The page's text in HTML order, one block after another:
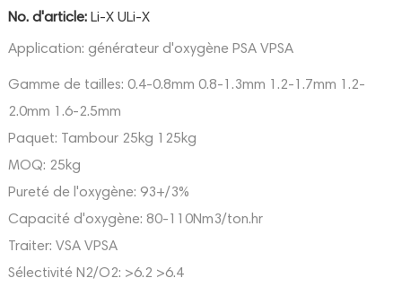
No. d'article:Li-X ULi-X
Application: générateur d'oxygène PSA VPSA
Gamme de tailles: 0.4-0.8mm 0.8-1.3mm 1.2-1.7mm 1.2-
2.0mm 1.6-2.5mm
Paquet:
Tambour 25kg 125kg
MOQ: 25kg
Pureté de l'oxygène: 93+/3%
Capacité d'oxygène: 80-110Nm3/ton.hr
Traiter: VSA VPSA
Sélectivité N2/O2: >6.2 >6.4